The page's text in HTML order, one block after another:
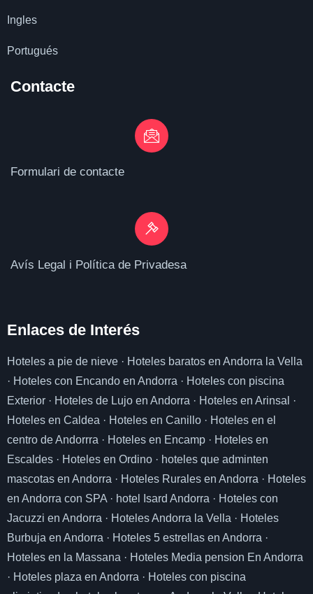
Ingles
Portugués
Contacte
Formulari de contacte
Avís Legal i Política de Privadesa
Enlaces de Interés
Hoteles a pie de nieve · Hoteles baratos en Andorra la Vella
· Hoteles con Encando en Andorra · Hoteles con piscina
Exterior · Hoteles de Lujo en Andorra · Hoteles en Arinsal
·
Hoteles en Caldea · Hoteles en Canillo · Hoteles en el
centro de Andorrra · Hoteles en Encamp · Hoteles en
Escaldes · Hoteles en Ordino · hoteles que adminten
mascotas en Andorra · Hoteles Rurales en Andorra · Hoteles
en Andorra con SPA · hotel Isard Andorra · Hoteles con
Jacuzzi en Andorra · Hoteles Andorra la Vella · Hoteles
Burbuja en Andorra · Hoteles 5 estrellas en Andorra ·
Hoteles en la Massana · Hoteles Media pension En Andorra
· Hoteles plaza en Andorra · Hoteles con piscina